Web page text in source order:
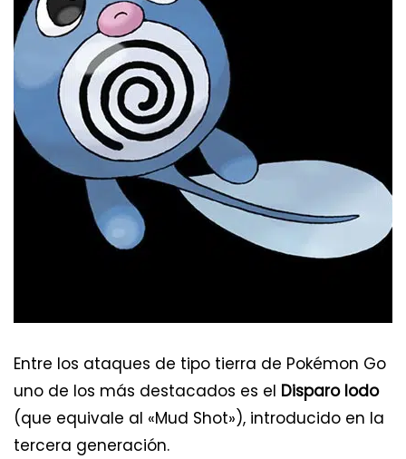
Entre los ataques de tipo tierra de Pokémon Go
uno de los más destacados es el Disparo lodo
(que equivale al «Mud Shot»), introducido en la
tercera generación.